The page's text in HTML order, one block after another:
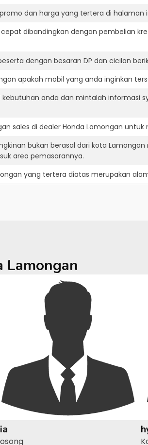
dan harga yang tertera di
dibandingkan dengan pembelian
dengan besaran DP dan cicilan
apakah mobil yang anda inginkan
anda dan mintalah informasi
sales di dealer Honda Lamongan
bukan berasal dari kota
area pemasarannya.
yang tertera diatas merupakan
Lamongan